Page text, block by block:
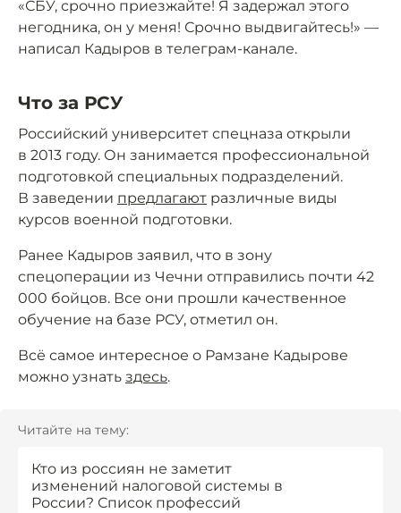
«СБУ, срочно приезжайте! Я задержал этого
негодника, он у меня! Срочно выдвигайтесь!» —
написал Кадыров в телеграм-канале.
Что за РСУ
Российский университет спецназа открыли
в 2013 году. Он занимается профессиональной
подготовкой специальных подразделений.
В заведении предлагают различные виды
курсов военной подготовки.
Ранее Кадыров заявил, что в зону
спецоперации из Чечни отправились почти 42
000 бойцов. Все они прошли качественное
обучение на базе РСУ, отметил он.
Всё самое интересное о Рамзане Кадырове
можно узнать здесь.
Читайте на тему:
Кто из россиян не заметит
изменений налоговой системы в
России? Список профессий